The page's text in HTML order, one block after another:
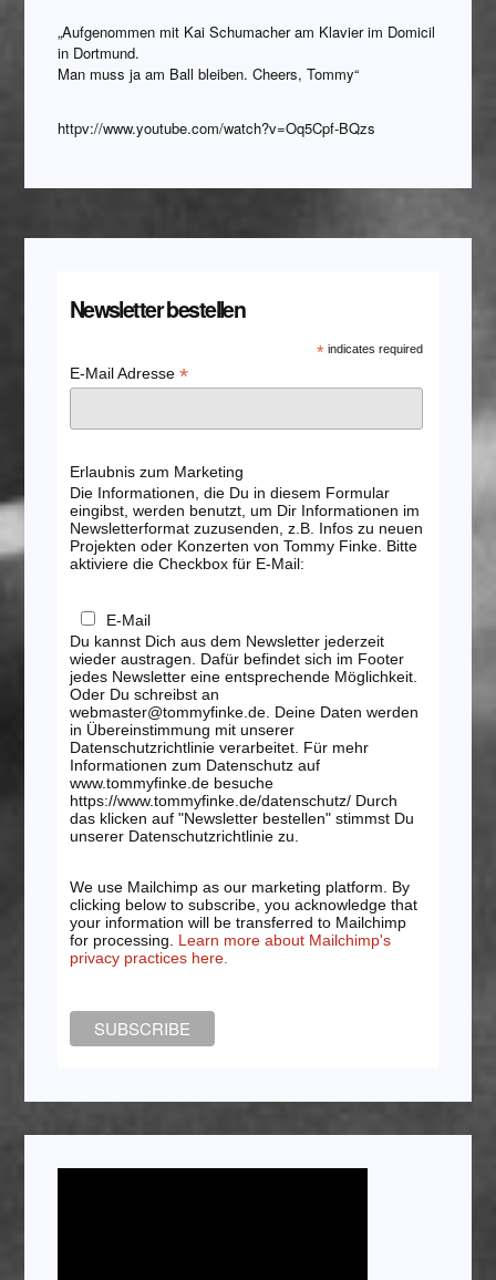
„Aufgenommen mit Kai Schumacher am Klavier im Domicil
in Dortmund.
Man muss ja am Ball bleiben. Cheers, Tommy“
httpv://www.youtube.com/watch?v=Oq5Cpf-BQzs
Newsletter bestellen
* indicates required
E-Mail Adresse *
Erlaubnis zum Marketing
Die Informationen, die Du in diesem Formular
eingibst, werden benutzt, um Dir Informationen im
Newsletterformat zuzusenden, z.B. Infos zu neuen
Projekten oder Konzerten von Tommy Finke. Bitte
aktiviere die Checkbox für E-Mail:
E-Mail
Du kannst Dich aus dem Newsletter jederzeit
wieder austragen. Dafür befindet sich im Footer
jedes Newsletter eine entsprechende Möglichkeit.
Oder Du schreibst an
webmaster@tommyfinke.de. Deine Daten werden
in Übereinstimmung mit unserer
Datenschutzrichtlinie verarbeitet. Für mehr
Informationen zum Datenschutz auf
www.tommyfinke.de besuche
https://www.tommyfinke.de/datenschutz/ Durch
das klicken auf "Newsletter bestellen" stimmst Du
unserer Datenschutzrichtlinie zu.
We use Mailchimp as our marketing platform. By
clicking below to subscribe, you acknowledge that
your information will be transferred to Mailchimp
for processing. Learn more about Mailchimp's
privacy practices here.